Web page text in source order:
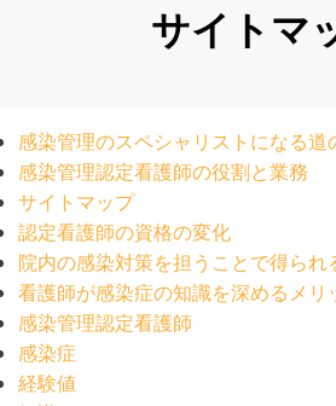
サイトマ
感染管理のスペシャリストになる道
感染管理認定看護師の役割と業務
サイトマップ
認定看護師の資格の変化
院内の感染対策を担うことで得られ
看護師が感染症の知識を深めるメリ
感染管理認定看護師
感染症
経験値